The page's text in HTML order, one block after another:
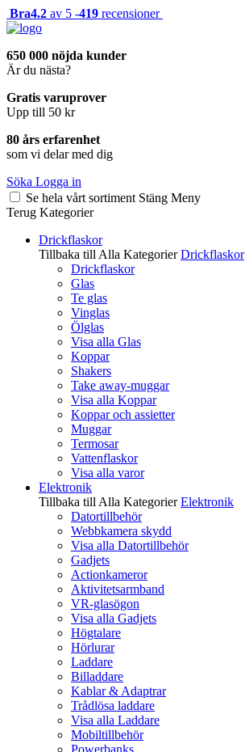
Bra4.2 av 5 -419 recensioner
650 000 nöjda kunder
Är du nästa?
Gratis varuprover
Upp till 50 kr
80 års erfarenhet
som vi delar med dig
Söka Logga in
Se hela vårt sortiment Stäng Meny
Terug Kategorier
Drickflaskor
Tillbaka till Alla Kategorier Drickflaskor
Drickflaskor
Glas
Te glas
Vinglas
Ölglas
Visa alla Glas
Koppar
Shakers
Take away-muggar
Visa alla Koppar
Koppar och assietter
Muggar
Termosar
Vattenflaskor
Visa alla varor
Elektronik
Tillbaka till Alla Kategorier Elektronik
Datortillbehör
Webbkamera skydd
Visa alla Datortillbehör
Gadjets
Actionkameror
Aktivitetsarmband
VR-glasögon
Visa alla Gadjets
Högtalare
Hörlurar
Laddare
Billaddare
Kablar & Adaptrar
Trådlösa laddare
Visa alla Laddare
Mobiltillbehör
Powerbanks